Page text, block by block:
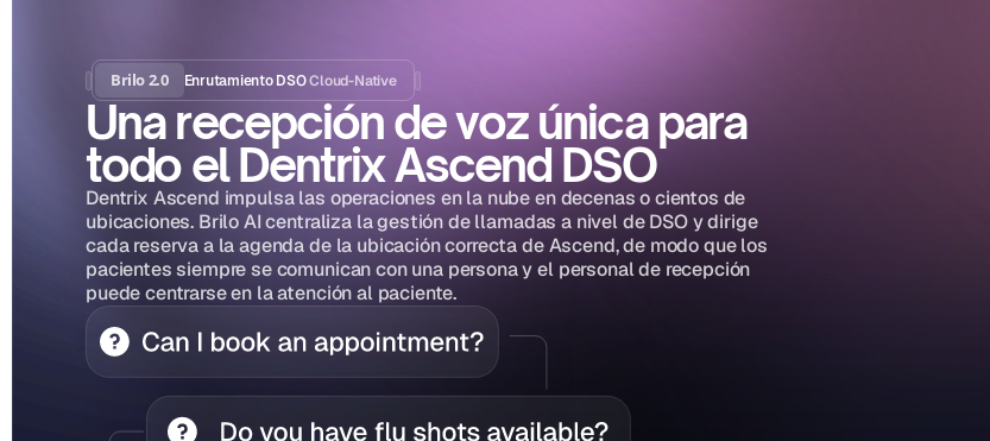
Brilo 2.0 Enrutamiento DSO Cloud-Native
Una recepción de voz única para
todo el Dentrix Ascend DSO
Dentrix Ascend impulsa las operaciones en la nube en decenas o cientos de
ubicaciones. Brilo AI centraliza la gestión de llamadas a nivel de DSO y dirige
cada reserva a la agenda de la ubicación correcta de Ascend, de modo que los
pacientes siempre se comunican con una persona y el personal de recepción
puede centrarse en la atención al paciente.